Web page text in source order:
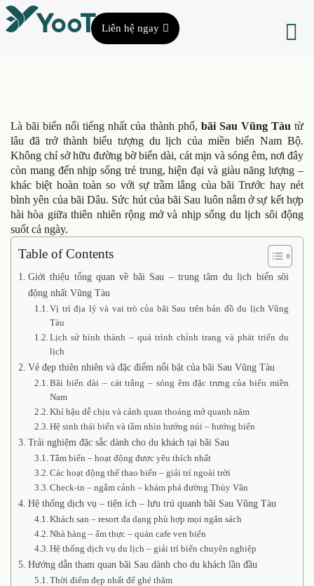
Liên hệ ngay
Là bãi biển nổi tiếng nhất của thành phố, bãi Sau Vũng Tàu từ
lâu đã trở thành biểu tượng du lịch của miền biển Nam Bộ.
Không chỉ sở hữu đường bờ biển dài, cát mịn và sóng êm, nơi đây
còn mang đến nhịp sống trẻ trung, hiện đại và giàu năng lượng –
khác biệt hoàn toàn so với sự trầm lắng của bãi Trước hay nét
bình yên của bãi Dâu. Sức hút của bãi Sau luôn nằm ở sự kết hợp
hài hòa giữa thiên nhiên rộng mở và nhịp sống du lịch sôi động
suốt cả ngày.
Table of Contents
Giới thiệu tổng quan về bãi Sau – trung tâm du lịch biển sôi
động nhất Vũng Tàu
Vị trí địa lý và vai trò của bãi Sau trên bản đồ du lịch Vũng
Tàu
Lịch sử hình thành – quá trình chỉnh trang và phát triển du
lịch
Vẻ đẹp thiên nhiên và đặc điểm nổi bật của bãi Sau Vũng Tàu
Bãi biển dài – cát trắng – sóng êm đặc trưng của biển miền
Nam
Khí hậu dễ chịu và cảnh quan thoáng mở quanh năm
Hệ sinh thái biển và tầm nhìn hướng núi – hướng biển
Trải nghiệm đặc sắc dành cho du khách tại bãi Sau
Tắm biển – hoạt động được yêu thích nhất
Các hoạt động thể thao biển – giải trí ngoài trời
Check-in – ngắm cảnh – khám phá đường Thùy Vân
Hệ thống dịch vụ – tiện ích – lưu trú quanh bãi Sau Vũng Tàu
Khách sạn – resort đa dạng phù hợp mọi ngân sách
Nhà hàng – ẩm thực – quán cafe ven biển
Hệ thống dịch vụ du lịch – giải trí biển chuyên nghiệp
Hướng dẫn tham quan bãi Sau dành cho du khách lần đầu
Thời điểm đẹp nhất để ghé thăm